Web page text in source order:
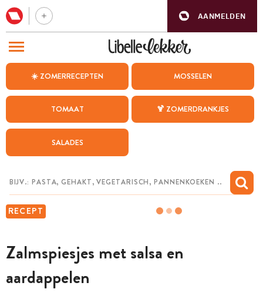
AANMELDEN
☀️ ZOMERRECEPTEN MOSSELEN
TOMAAT 🍹 ZOMERDRANKJES
SALADES
RECEPT
Zalmspiesjes met salsa en
aardappelen
BEZOEK ONZE ANDERE WEBSITES
WEEKMENU
CHAT MET MAIA
MIJN BEWAARDE RECEPTEN